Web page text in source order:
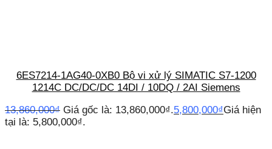
6ES7214-1AG40-0XB0 Bộ vi xử lý SIMATIC S7-1200
1214C DC/DC/DC 14DI / 10DQ / 2AI Siemens
13,860,000₫ Giá gốc là: 13,860,000₫.5,800,000₫Giá hiện
tại là: 5,800,000₫.